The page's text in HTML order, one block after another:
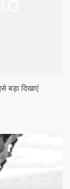
बड़ा दिखाएं